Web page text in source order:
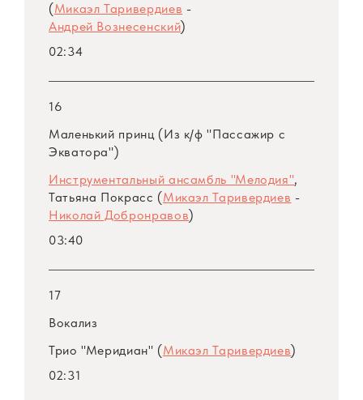
(Микаэл Таривердиев -
Андрей Вознесенский)
02:34
16
Маленький принц (Из к/ф "Пассажир с
Экватора")
Инструментальный ансамбль "Мелодия",
Татьяна Покрасс (Микаэл Таривердиев -
Николай Добронравов)
03:40
17
Вокализ
Трио "Меридиан" (Микаэл Таривердиев)
02:31